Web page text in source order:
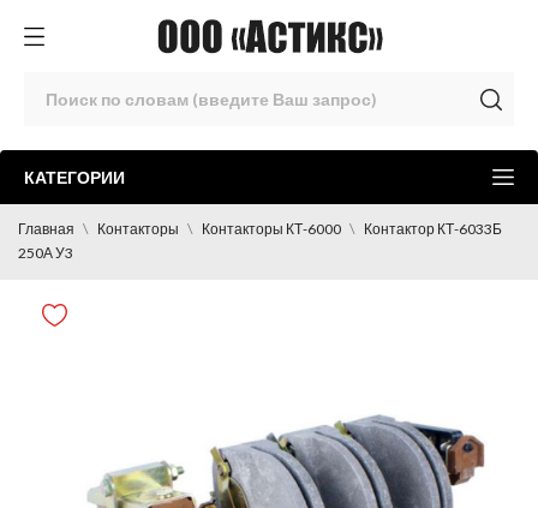
КАТЕГОРИИ
Главная Контакторы Контакторы КТ-6000
Контактор КТ-6033Б
250А У3